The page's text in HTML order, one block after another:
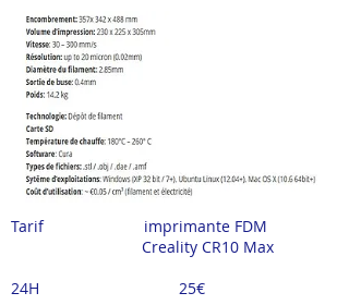
Tarif imprimante FDM
Creality CR10 Max
24H 25€